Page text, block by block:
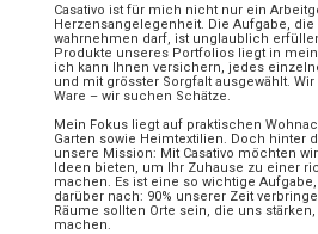
Casativo ist für mich nicht nur ein
Herzensangelegenheit. Die Aufgabe,
wahrnehmen darf, ist unglaublich
Produkte unseres Portfolios liegt in
ich kann Ihnen versichern, jedes
und mit grösster Sorgfalt ausgewählt.
Ware – wir suchen Schätze.
Mein Fokus liegt auf praktischen
Garten sowie Heimtextilien. Doch hinter
unsere Mission: Mit Casativo möchten
Ideen bieten, um Ihr Zuhause zu einer
machen. Es ist eine so wichtige
darüber nach: 90% unserer Zeit
Räume sollten Orte sein, die uns
machen.